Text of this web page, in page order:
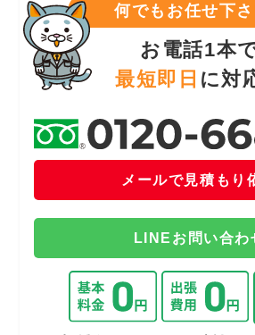
何でもお任せ下
お電話1本
最短即日 に対
メールで見積もり
LINEお問い合わ